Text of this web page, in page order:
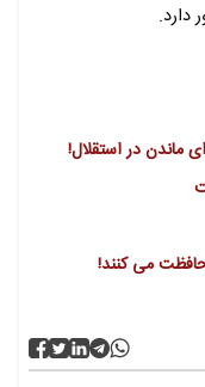
دارد.
ماندن در استقلال!
می کنند!